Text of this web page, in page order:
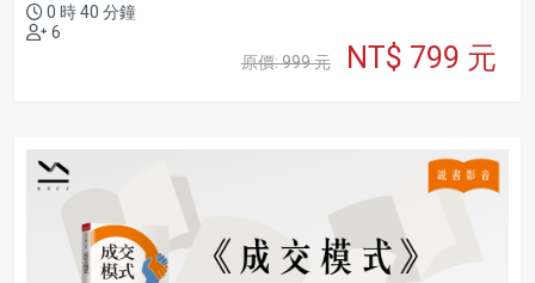
0 時 40 分鐘
6
原價: 999 元
NT$ 799 元